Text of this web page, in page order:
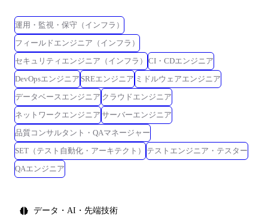
運用・監視・保守（インフラ）
フィールドエンジニア（インフラ）
セキュリティエンジニア（インフラ）
CI・CDエンジニア
DevOpsエンジニア SREエンジニア ミドルウェアエンジニア
データベースエンジニア クラウドエンジニア
ネットワークエンジニア サーバーエンジニア
品質コンサルタント・QAマネージャー
SET（テスト自動化・アーキテクト）
テストエンジニア・テスター
QAエンジニア
データ・AI・先端技術